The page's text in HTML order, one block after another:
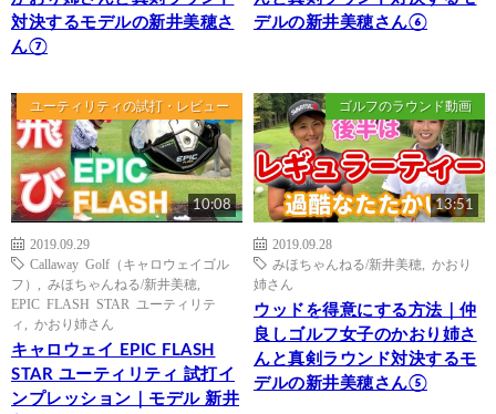
対決するモデルの新井美穂さ
ん⑦
デルの新井美穂さん⑥
ユーティリティの試打・レビュー
10:08
2019.09.29
Callaway Golf（キャロウェイゴル
フ）
みほちゃんねる/新井美穂
EPIC FLASH STAR ユーティリテ
ィ
かおり姉さん
キャロウェイ EPIC FLASH
STAR ユーティリティ 試打イ
ンプレッション｜モデル 新井
ゴルフのラウンド動画
13:51
2019.09.28
みほちゃんねる/新井美穂
かおり
姉さん
ウッドを得意にする方法｜仲
良しゴルフ女子のかおり姉さ
んと真剣ラウンド対決するモ
デルの新井美穂さん⑤